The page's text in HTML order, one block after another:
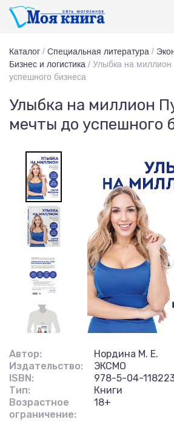
Каталог / Специальная литература /
Бизнес и логистика / Улыбка на миллион
успешного бизнеса
Улыбка на миллион
мечты до успешного
Автор:
Нордина М. Е.
Издательство:
ЭКСМО
ISBN:
978-5-04-
Тип:
Книги
Возрастное
ограничение:
18+